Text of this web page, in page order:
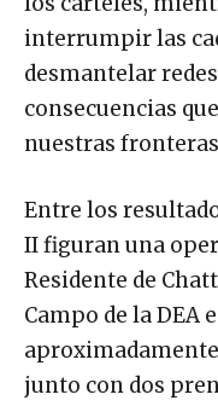
interrumpir las
desmantelar
consecuencias
nuestras
Entre los
II figuran una
Residente de
Campo de la DEA
junto con dos